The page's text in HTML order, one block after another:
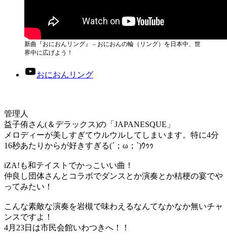
新曲『おにおんリング』 – おにおんの輪（リング）を日本中、世
界中に広げよう！
おにおんリング
益子侑さん(＆デラックス)の「JAPANESQUE」
メロディーが美しすぎてウルウルしてしまいます。特に4分
16秒あたりからが好きすぎる(´；ω；`)ｳｩｩ
iZA!も和テイストでかっこいい曲！
仲良し団体さんとコラボでダンスとか演奏とか桔梗の宴でや
ってみたい！
こんな素敵な演奏を岩槻で味わえるなんてなかなか無いチャ
ンスですよ！
4月23日は市民会館いわつきへ！！